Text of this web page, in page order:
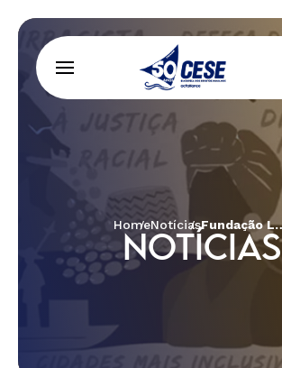
HomeNotícias Fundação Luterana de
NOTÍCIAS